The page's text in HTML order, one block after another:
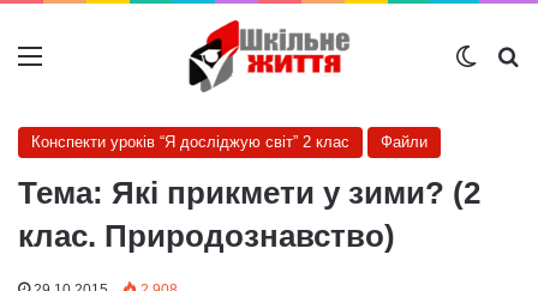
Меню
Конспекти уроків “Я досліджую світ” 2 клас Файли
Тема: Які прикмети у зими? (2
клас. Природознавство)